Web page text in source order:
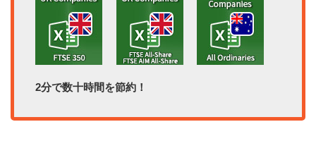
2分で数十時間を節約！